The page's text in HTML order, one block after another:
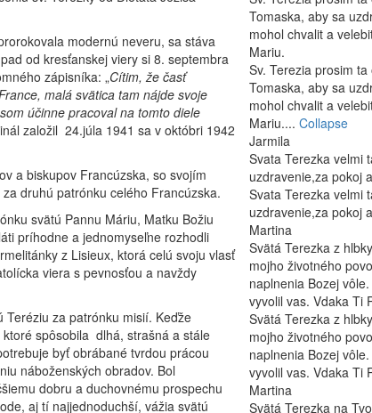
modernú neveru, sa stáva
od kresťanskej viery si 8. septembra
zápisníka: „Cítim, že časť
malá svätica tam nájde svoje
účinne pracoval na tomto diele
založil 24.júla 1941 sa v októbri 1942
a biskupov Francúzska, so svojím
druhú patrónku celého Francúzska.
svätú Pannu Máriu, Matku Božiu
príhodne a jednomyseľne rozhodli
z Lisieux, ktorá celú svoju vlasť
viera s pevnosťou a navždy
Teréziu za patrónku misií. Keďže
spôsobila dlhá, strašná a stále
byť obrábané tvrdou prácou
náboženských obradov. Bol
dobru a duchovnému prospechu
aj tí najjednoduchší, vážia svätú
Tomaska, aby sa
mohol chvalit a
Mariu.
Sv. Terezia prosim
Tomaska, aby sa
mohol chvalit a
Mariu.... Collapse
Jarmila
Svata Terezka velmi
uzdravenie,za pokoj
Svata Terezka velmi
uzdravenie,za pokoj
Martina
Svätá Terezka z
mojho životného
naplnenia Bozej
vyvolil vas. Vdaka Ti
Svätá Terezka z
mojho životného
naplnenia Bozej
vyvolil vas. Vdaka Ti
Martina
Svätá Terezka na